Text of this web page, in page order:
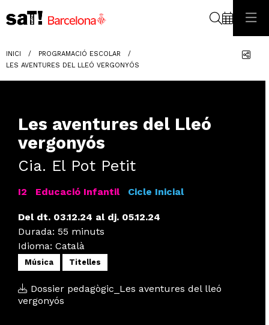
INICI
PROGRAMACIÓ ESCOLAR
LES AVENTURES DEL LLEÓ VERGONYÓS
Les aventures del Lleó
vergonyós
Cia. El Pot Petit
I2 Educació Infantil Cicle Inicial
Del dt. 03.12.24 al dj. 05.12.24
Durada: 55 minuts
Idioma: Català
Música Titelles
Dossier pedagògic_Les aventures del lleó
vergonyós